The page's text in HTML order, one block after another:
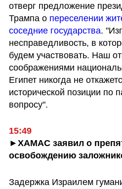
отверг предложение
Трампа о переселении
соседние государства.
несправедливость, в
будем участвовать. Наш
соображениями
Египет никогда не
исторической позиции по
вопросу".
15:49
►ХАМАС заявил о
освобождению
Задержка Израилем